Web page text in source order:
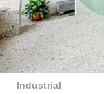
Industrial